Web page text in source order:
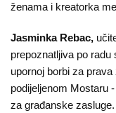
ženama i kreatorka
Jasminka Rebac,
prepoznatljiva po
upornoj borbi za
podijeljenom Mostaru
za građanske zasluge.